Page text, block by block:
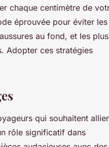
chaque centimètre de
éprouvée pour éviter les
au fond, et les plus
Adopter ces stratégies
qui souhaitent allier
rôle significatif dans